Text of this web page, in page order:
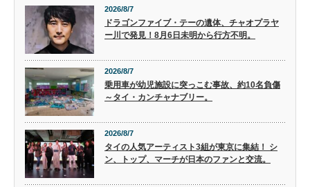
2026/8/7
ドラゴンファイブ・テーの遺体、チャオプラヤ
ー川で発見！8月6日未明から行方不明。
2026/8/7
乗用車が幼児施設に突っこむ事故、約10名負傷
～タイ・カンチャナブリー。
2026/8/7
タイの人気アーティスト3組が東京に集結！ シ
ン、トップ、マーチが日本のファンと交流。